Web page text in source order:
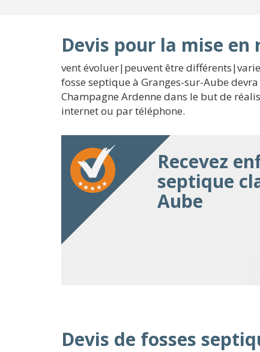
Devis pour la mise
vent évoluer|peuvent être
fosse septique à Granges-sur-Aube
Champagne Ardenne dans le but de
internet ou par téléphone.
Recevez
septique
Aube
Devis de fosses